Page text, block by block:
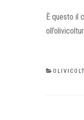
È questo il